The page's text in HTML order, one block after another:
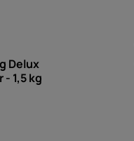
Delux
1,5 kg